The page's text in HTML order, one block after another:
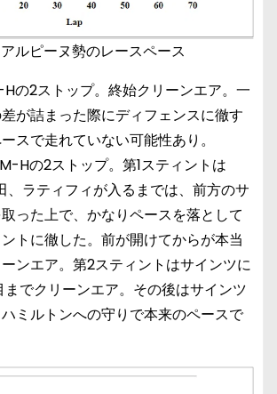
アルピーヌ勢のレースペース
の2ストップ。終始クリーンエア。一
が詰まった際にディフェンスに徹す
スで走れていない可能性あり。
Hの2ストップ。第1スティントは
、ラティフィが入るまでは、前方のサ
った上で、かなりペースを落として
トに徹した。前が開けてからが本当
ンエア。第2スティントはサインツに
でクリーンエア。その後はサインツ
ミルトンへの守りで本来のペースで